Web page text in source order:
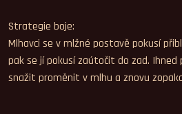
Strategie boje:
Mlhavci se v mlžné postavě pokusí
pak se jí pokusí zaútočit do zad.
snažit proměnit v mlhu a znovu